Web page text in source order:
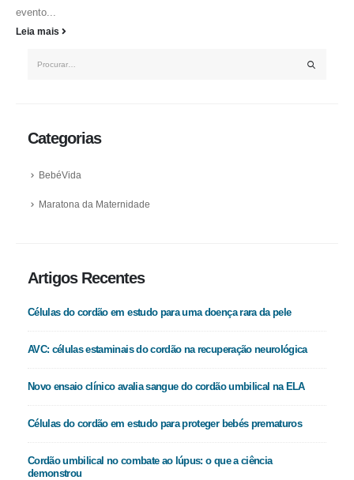
evento...
Leia mais
Categorias
BebéVida
Maratona da Maternidade
Artigos Recentes
Células do cordão em estudo para uma doença rara da pele
AVC: células estaminais do cordão na recuperação neurológica
Novo ensaio clínico avalia sangue do cordão umbilical na ELA
Células do cordão em estudo para proteger bebés prematuros
Cordão umbilical no combate ao lúpus: o que a ciência
demonstrou